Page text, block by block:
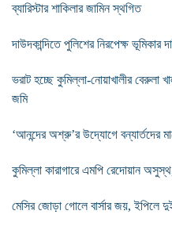
ব্যারিস্টার শাকিলার জামিন স্থগিত
দাউদকান্দিতে পুলিশের নিরপেক্ষ ভূমিকার
ভরাট হচ্ছে কুমিল্লা-নোয়াখালীর
জমি
‘আনন্দের অশ্রু’র উদ্যোগে বন্যার্তদের
কুমিল্লা কারাগারে এমপি রেদোয়ান
মেসির জোড়া গোলে বার্সার জয়, ইপিলে